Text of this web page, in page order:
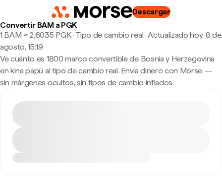
Descargar
Convertir BAM a PGK
1 BAM ≈ 2,6035 PGK · Tipo de cambio real ·Actualizado hoy, 8 de
agosto, 15:19
Ve cuánto es 1800 marco convertible de Bosnia y Herzegovina
en kina papú al tipo de cambio real. Envía dinero con Morse —
sin márgenes ocultos, sin tipos de cambio inflados.